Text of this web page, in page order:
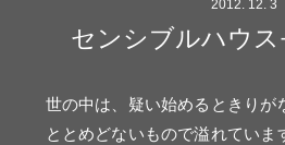
2012. 12. 3
センシブルハウス
世の中は、疑い始めるときりが
ととめどないもので溢れていま